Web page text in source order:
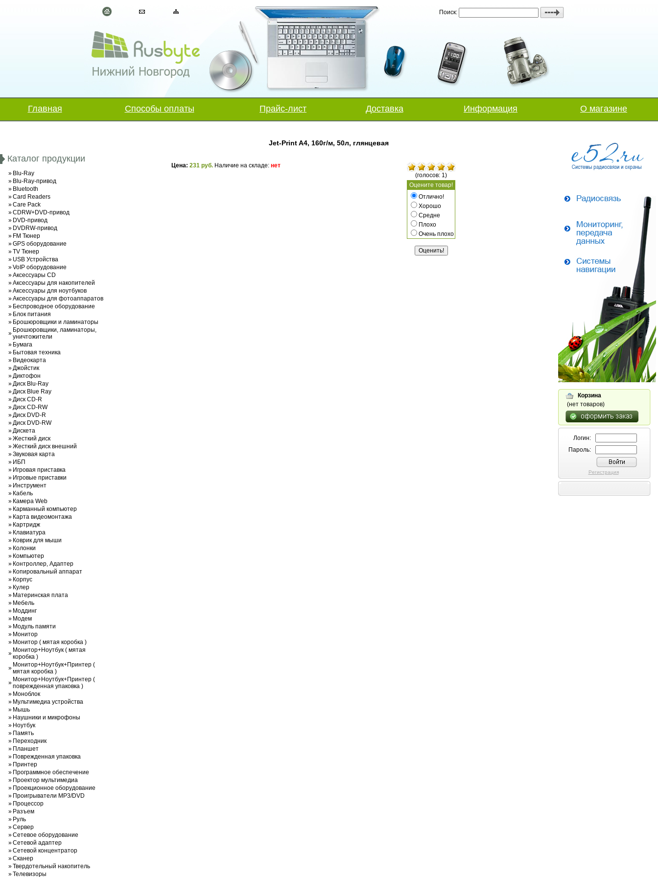
Поиск:
Главная Способы оплаты Прайс-лист Доставка Информация О магазине
Каталог продукции
» Blu-Ray
» Blu-Ray-привод
» Bluetooth
»Card Readers
»Care Pack
»CDRW+DVD-привод
» DVD-привод
» DVDRW-привод
» FM Тюнер
»GPS оборудование
»TV Тюнер
» USB Устройства
»VoIP оборудование
»Аксессуары CD
»Аксессуары для накопителей
»Аксессуары для ноутбуков
»Аксессуары для фотоаппаратов
» Беспроводное оборудование
» Блок питания
» Брошюровщики и ламинаторы
» Брошюровщики, ламинаторы,
уничтожители
» Бумага
» Бытовая техника
» Видеокарта
»Джойстик
»Диктофон
»Диск Blu-Ray
»Диск Blue Ray
»Диск CD-R
»Диск CD-RW
»Диск DVD-R
»Диск DVD-RW
»Дискета
»Жесткий диск
»Жесткий диск внешний
»Звуковая карта
» ИБП
» Игровая приставка
» Игровые приставки
» Инструмент
» Кабель
» Камера Web
» Карманный компьютер
» Карта видеомонтажа
» Картридж
» Клавиатура
» Коврик для мыши
» Колонки
» Компьютер
» Контроллер, Адаптер
» Копировальный аппарат
» Корпус
» Кулер
» Материнская плата
» Мебель
» Моддинг
» Модем
» Модуль памяти
» Монитор
» Монитор ( мятая коробка )
» Монитор+Ноутбук ( мятая
коробка )
» Монитор+Ноутбук+Принтер (
мятая коробка )
» Монитор+Ноутбук+Принтер (
поврежденная упаковка )
» Моноблок
» Мультимедиа устройства
» Мышь
» Наушники и микрофоны
» Ноутбук
» Память
» Переходник
» Планшет
» Поврежденная упаковка
» Принтер
» Программное обеспечение
» Проектор мультимедиа
» Проекционное оборудование
» Проигрыватели MP3/DVD
» Процессор
» Разъем
» Руль
»Сервер
»Сетевое оборудование
»Сетевой адаптер
»Сетевой концентратор
»Сканер
»Твердотельный накопитель
»Телевизоры
Jet-Print A4, 160г/м, 50л, глянцевая
Цена: 231 руб. Наличие на складе: нет
(голосов: 1)
Оцените товар!
Отлично!
Хорошо
Средне
Плохо
Очень плохо
Корзина
(нет товаров)
Логин:
Пароль:
Регистрация